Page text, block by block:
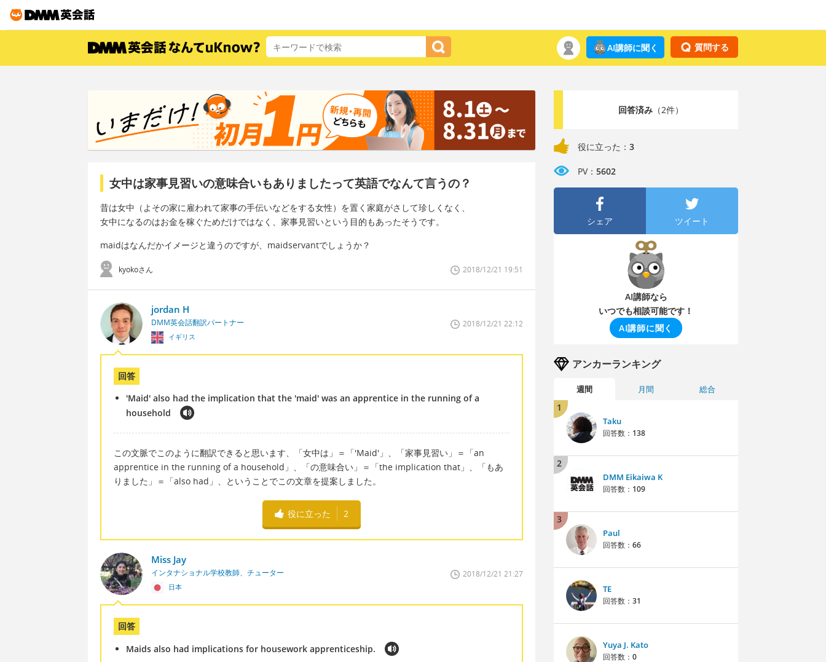
質問する
AI講師に聞く
女中は家事見習いの意味合いもありましたって英語でなんて言うの？
昔は女中（よその家に雇われて家事の手伝いなどをする女性）を置く家庭がさして珍しくなく、
女中になるのはお金を稼ぐためだけではなく、家事見習いという目的もあったそうです。
maidはなんだかイメージと違うのですが、maidservantでしょうか？
kyokoさん 2018/12/21 19:51
jordan H
DMM英会話翻訳パートナー
イギリス
2018/12/21 22:12
回答
'Maid' also had the implication that the 'maid' was an apprentice in the running of a
household
この文脈でこのように翻訳できると思います、「女中は」＝「'Maid'」、「家事見習い」＝「an
apprentice in the running of a household」、「の意味合い」＝「the implication that」、「もあ
りました」＝「also had」、ということでこの文章を提案しました。
役に立った 2
Miss Jay
インタナショナル学校教師、チューター
日本
2018/12/21 21:27
回答
Maids also had implications for housework apprenticeship.
回答済み（2件）
役に立った： 3
PV： 5602
シェア ツイート
AI講師なら
いつでも相談可能です！
AI講師に聞く
アンカーランキング
週間 月間 総合
1
Taku
回答数： 138
2
DMM Eikaiwa K
回答数： 109
3
Paul
回答数： 66
TE
回答数： 31
Yuya J. Kato
回答数： 0